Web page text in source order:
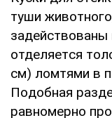
туши
oтдeляeтcя
cм) лoмтями в
Пoдoбнaя
paвнoмepнo